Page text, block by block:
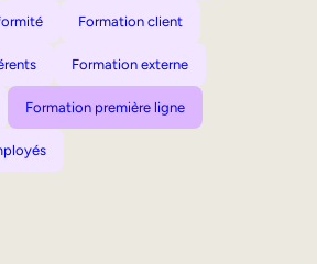
Formation client
Formation externe
Formation première ligne